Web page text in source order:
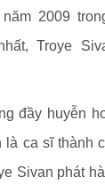
2009
Troye
đầy huyễn
là ca sĩ thành
Sivan phát